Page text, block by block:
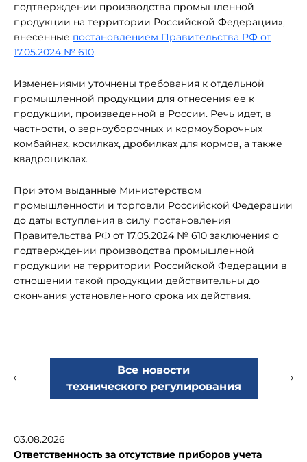
подтверждении производства промышленной
продукции на территории Российской Федерации»,
внесенные постановлением Правительства РФ от
17.05.2024 № 610.
Изменениями уточнены требования к отдельной
промышленной продукции для отнесения ее к
продукции, произведенной в России. Речь идет, в
частности, о зерноуборочных и кормоуборочных
комбайнах, косилках, дробилках для кормов, а также
квадроциклах.
При этом выданные Министерством
промышленности и торговли Российской Федерации
до даты вступления в силу постановления
Правительства РФ от 17.05.2024 № 610 заключения о
подтверждении производства промышленной
продукции на территории Российской Федерации в
отношении такой продукции действительны до
окончания установленного срока их действия.
Все новости
технического регулирования
03.08.2026
Ответственность за отсутствие приборов учета